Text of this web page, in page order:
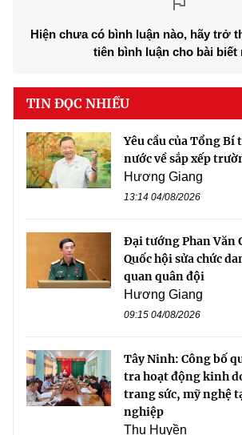
Hiện chưa có bình luận nào, hãy trở
tiên bình luận cho bài biết
TIN ĐỌC NHIỀU
Yêu cầu của Tổng Bí
nước về sắp xếp
Hương Giang
13:14 04/08/2026
Đại tướng Phan Văn
Quốc hội sửa chức
quan quân đội
Hương Giang
09:15 04/08/2026
Tây Ninh: Công bố
tra hoạt động kinh
trang sức, mỹ nghệ
nghiệp
Thu Huyền